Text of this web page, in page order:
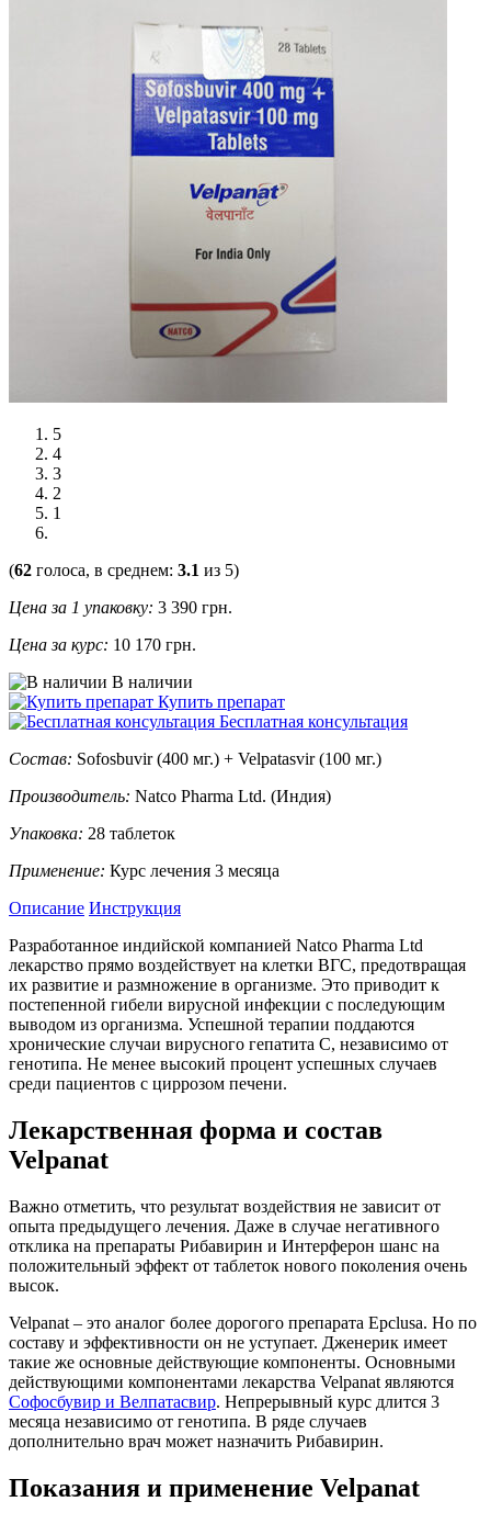
5
4
3
2
1
(62 голоса, в среднем: 3.1 из 5)
Цена за 1 упаковку: 3 390 грн.
Цена за курс: 10 170 грн.
В наличии
Купить препарат
Бесплатная консультация
Состав: Sofosbuvir (400 мг.) + Velpatasvir (100 мг.)
Производитель: Natco Pharma Ltd. (Индия)
Упаковка: 28 таблеток
Применение: Курс лечения 3 месяца
Описание Инструкция
Разработанное индийской компанией Natco Pharma Ltd
лекарство прямо воздействует на клетки ВГС, предотвращая
их развитие и размножение в организме. Это приводит к
постепенной гибели вирусной инфекции с последующим
выводом из организма. Успешной терапии поддаются
хронические случаи вирусного гепатита С, независимо от
генотипа. Не менее высокий процент успешных случаев
среди пациентов с циррозом печени.
Лекарственная форма и состав
Velpanat
Важно отметить, что результат воздействия не зависит от
опыта предыдущего лечения. Даже в случае негативного
отклика на препараты Рибавирин и Интерферон шанс на
положительный эффект от таблеток нового поколения очень
высок.
Velpanat – это аналог более дорогого препарата Epclusa. Но по
составу и эффективности он не уступает. Дженерик имеет
такие же основные действующие компоненты. Основными
действующими компонентами лекарства Velpanat являются
Софосбувир и Велпатасвир. Непрерывный курс длится 3
месяца независимо от генотипа. В ряде случаев
дополнительно врач может назначить Рибавирин.
Показания и применение Velpanat